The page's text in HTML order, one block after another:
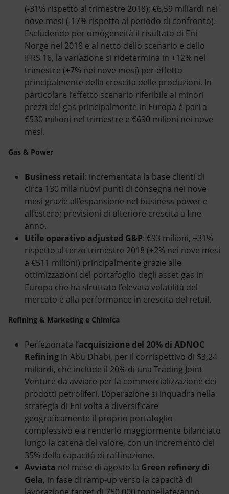
(-31% rispetto al trimestre 2018); €6,59 miliardi nei
nove mesi (-17% rispetto al periodo di confronto).
Escludendo per omogeneità il risultato di Eni
Norge nel 2018 e al netto dello scenario e dello
IFRS 16, la variazione si ridetermina in +12% nel
trimestre (+7% nei nove mesi) per effetto
principalmente della crescita delle produzioni. In
particolare l’effetto scenario riferibile ai minori
prezzi del gas principalmente in Europa è pari a
€530 milioni nel trimestre e €690 milioni nei nove
mesi.
Gas & Power
Business retail: incrementata la base clienti di
circa 130 mila nuovi punti di consegna nei nove
mesi grazie all’espansione nel business power e
all’estero; previsioni di ulteriore crescita a fine
anno.
Utile operativo adjusted G&P: €93 milioni, +31%
rispetto al terzo trimestre 2018 (+2% nei nove mesi
a €511 milioni) principalmente grazie alle
ottimizzazioni del portafoglio degli asset gas in
Europa che ha sfruttato l’elevata volatilità del
mercato e alla performance in crescita del retail.
Refining & Marketing e Chimica
Perfezionata l’acquisizione del 20% di ADNOC
Refining in Abu Dhabi, per il corrispettivo di $3,24
miliardi, che include il 20% di una Trading Joint
Venture da avviare per la commercializzazione dei
prodotti petroliferi. L’operazione si inquadra nella
strategia di Eni volta a diversificare
geograficamente il proprio portafoglio
complessivo e a renderlo maggiormente bilanciato
lungo la catena del valore, con un incremento del
35% della capacità di raffinazione.
Avviata nel mese di agosto la Green refinery di
Gela, in fase di ramp-up verso la capacità di